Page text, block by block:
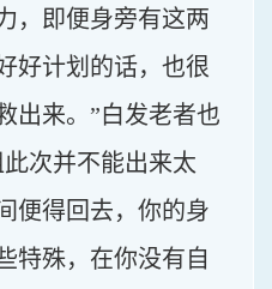
，即便身旁有这两
好计划的话，也很
出来。”白发老者也
次并不能出来太
便得回去，你的身
特殊，在你没有自